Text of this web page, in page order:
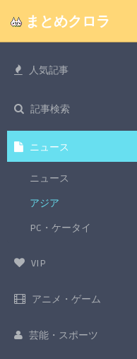
まとめクロラ
人気記事
記事検索
ニュース
ニュース
アジア
PC・ケータイ
VIP
アニメ・ゲーム
芸能・スポーツ